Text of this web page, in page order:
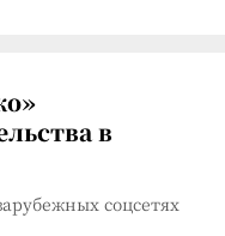
в
соцсетях